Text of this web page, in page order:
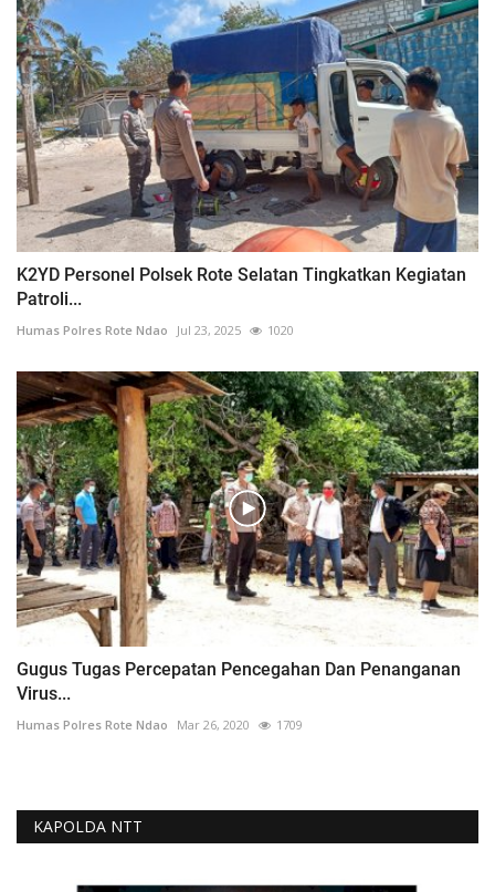
K2YD Personel Polsek Rote Selatan Tingkatkan Kegiatan
Patroli...
Humas Polres Rote Ndao Jul 23, 2025 1020
Gugus Tugas Percepatan Pencegahan Dan Penanganan
Virus...
Humas Polres Rote Ndao Mar 26, 2020 1709
KAPOLDA NTT